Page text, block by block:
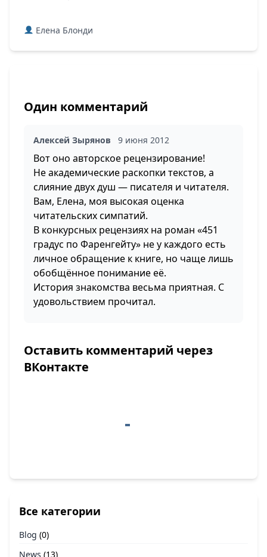
Елена Блонди
Один комментарий
Алексей Зырянов 9 июня 2012
Вот оно авторское рецензирование!
Не академические раскопки текстов, а
слияние двух душ — писателя и читателя.
Вам, Елена, моя высокая оценка
читательских симпатий.
В конкурсных рецензиях на роман «451
градус по Фаренгейту» не у каждого есть
личное обращение к книге, но чаще лишь
обобщённое понимание её.
История знакомства весьма приятная. С
удовольствием прочитал.
Оставить комментарий через
ВКонтакте
Все категории
Blog (0)
News (13)